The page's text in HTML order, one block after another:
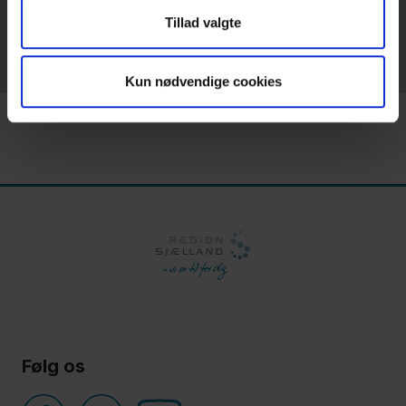
Tillad valgte
Kun nødvendige cookies
Følg os